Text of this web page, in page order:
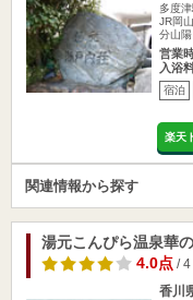
多度
JR岡
分山
営業
入浴
宿泊
楽天
関連情報から探す
湯元こんぴら温泉華
4.0点/ 4
香川